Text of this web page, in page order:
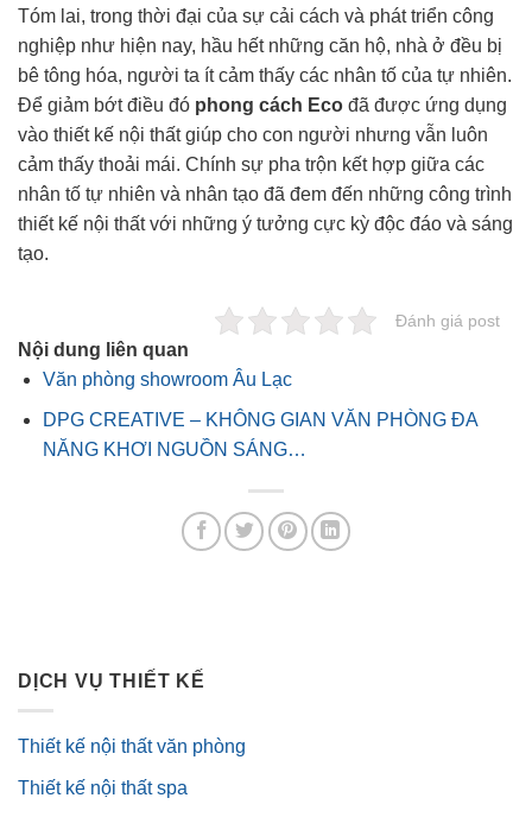
Tóm lai, trong thời đại của sự cải cách và phát triển công
nghiệp như hiện nay, hầu hết những căn hộ, nhà ở đều bị
bê tông hóa, người ta ít cảm thấy các nhân tố của tự nhiên.
Để giảm bớt điều đó phong cách Eco đã được ứng dụng
vào thiết kế nội thất giúp cho con người nhưng vẫn luôn
cảm thấy thoải mái. Chính sự pha trộn kết hợp giữa các
nhân tố tự nhiên và nhân tạo đã đem đến những công trình
thiết kế nội thất với những ý tưởng cực kỳ độc đáo và sáng
tạo.
Đánh giá post
Nội dung liên quan
Văn phòng showroom Âu Lạc
DPG CREATIVE – KHÔNG GIAN VĂN PHÒNG ĐA
NĂNG KHƠI NGUỒN SÁNG…
DỊCH VỤ THIẾT KẾ
Thiết kế nội thất văn phòng
Thiết kế nội thất spa